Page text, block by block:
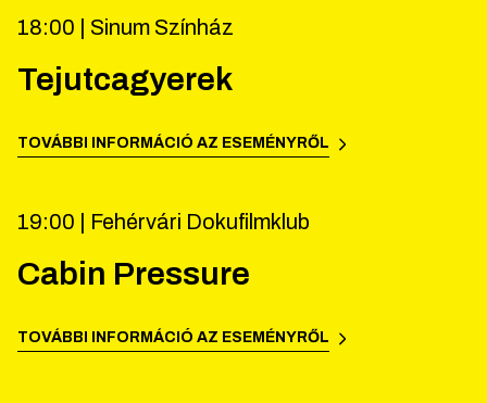
18:00 | Sinum Színház
Tejutcagyerek
TOVÁBBI INFORMÁCIÓ AZ ESEMÉNYRŐL
19:00 | Fehérvári Dokufilmklub
Cabin Pressure
TOVÁBBI INFORMÁCIÓ AZ ESEMÉNYRŐL